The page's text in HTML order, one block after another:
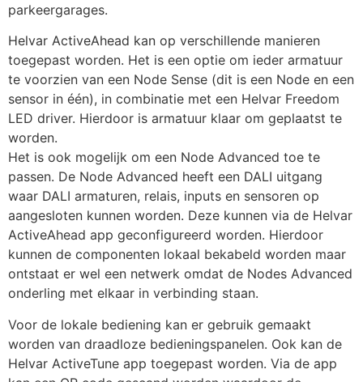
parkeergarages.
Helvar ActiveAhead kan op verschillende manieren
toegepast worden. Het is een optie om ieder armatuur
te voorzien van een Node Sense (dit is een Node en een
sensor in één), in combinatie met een Helvar Freedom
LED driver. Hierdoor is armatuur klaar om geplaatst te
worden.
Het is ook mogelijk om een Node Advanced toe te
passen. De Node Advanced heeft een DALI uitgang
waar DALI armaturen, relais, inputs en sensoren op
aangesloten kunnen worden. Deze kunnen via de Helvar
ActiveAhead app geconfigureerd worden. Hierdoor
kunnen de componenten lokaal bekabeld worden maar
ontstaat er wel een netwerk omdat de Nodes Advanced
onderling met elkaar in verbinding staan.
Voor de lokale bediening kan er gebruik gemaakt
worden van draadloze bedieningspanelen. Ook kan de
Helvar ActiveTune app toegepast worden. Via de app